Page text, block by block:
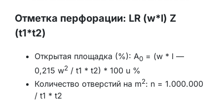
Отметка перфорации: LR (w*l) Z
(t1*t2)
Открытая площадка (%): A0 = (w * l —
0,215 w2 / t1 * t2) * 100 u %
Количество отверстий на m2: n = 1.000.000
/ t1 * t2